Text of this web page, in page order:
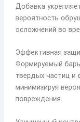
Добавка
вероятность
осложнений во
Эффективная
Формируемый
твердых частиц и
минимизируя
повреждения.